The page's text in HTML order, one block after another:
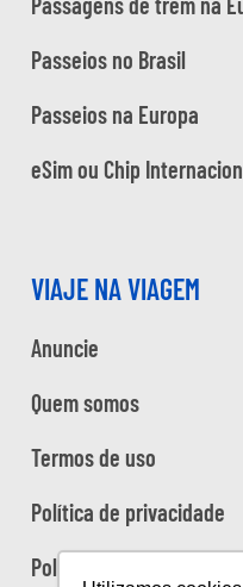
Passeios no Brasil
Passeios na Europa
eSim ou Chip
VIAJE NA VIAGEM
Anuncie
Quem somos
Termos de uso
Política de privacidade
Política de cookies